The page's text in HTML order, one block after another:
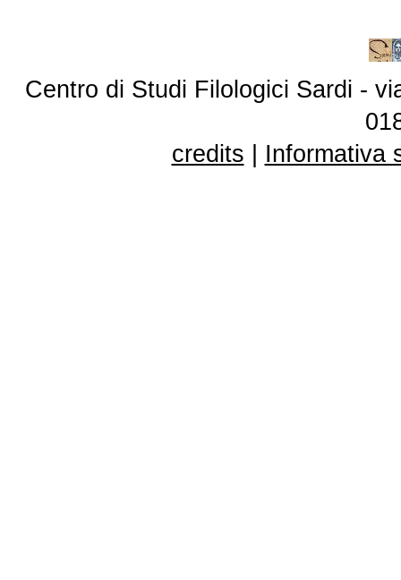
Centro di Studi Filologici Sardi -
credits
Informativa